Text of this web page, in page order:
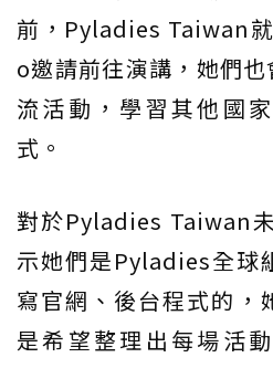
前，Pyladies Taiwan
o邀請前往演講，她們
流活動，學習其他國
式。
對於Pyladies Taiwan
示她們是Pyladies全球
寫官網、後台程式的，
是希望整理出每場活